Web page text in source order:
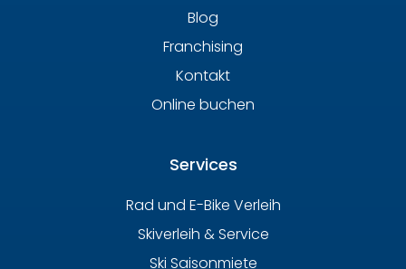
Blog
Franchising
Kontakt
Online buchen
Services
Rad und E-Bike Verleih
Skiverleih & Service
Ski Saisonmiete